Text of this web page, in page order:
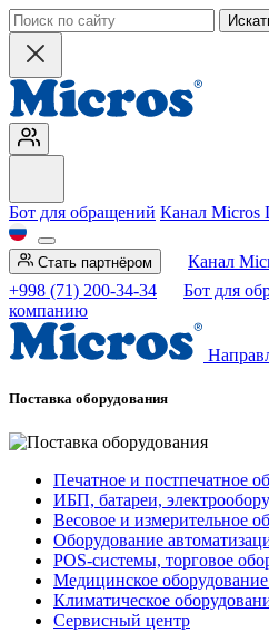
Бот для обращений Канал Micros
Стать партнёром
Канал
+998 (71) 200-34-34
Бот для
компанию
Поставка оборудования
Печатное и постпечатное
ИБП, батареи,
Весовое и измерительное
Оборудование
POS-системы, торговое
Медицинское
Климатическое
Сервисный центр